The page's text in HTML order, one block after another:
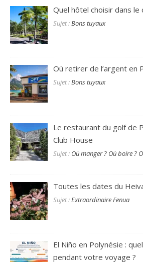
Quel hôtel choisir dans
Sujet :Bons tuyaux
Où retirer de l’argent en
Sujet :Bons tuyaux
Le restaurant du golf de
Club House
Sujet : Où manger ? Où boire ?
Toutes les dates du
Sujet :Extraordinaire Fenua
El Niño en Polynésie :
pendant votre voyage ?